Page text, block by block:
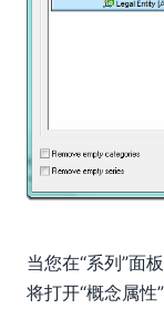
当您在“系列”面
将打开“概念属